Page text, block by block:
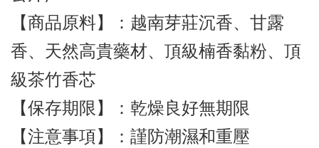
【商品原料】： 越南芽莊沉香、甘露
香、天然高貴藥材、 頂級楠香黏粉、頂
級茶竹香芯
【保存期限】：乾燥良好無期限
【注意事項】：謹防潮濕和重壓